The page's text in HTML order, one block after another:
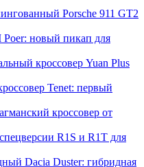
Porsche 911 GT2
новый пикап для
кроссовер Yuan Plus
Tenet: первый
кроссовер от
R1S и R1T для
Dacia Duster: гибридная